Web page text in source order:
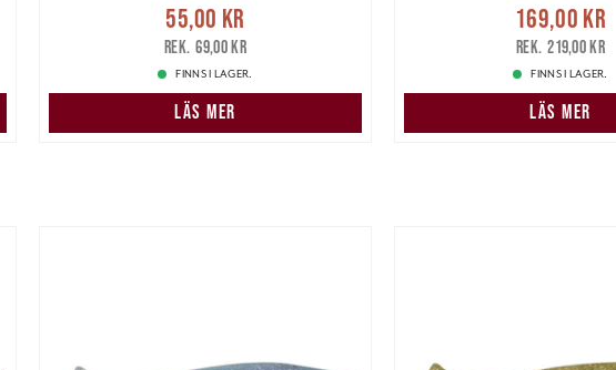
Nuvarande pris:55,00 kr
pris:69,00 kr
55,00 kr
69,00 kr
FINNS I LAGER.
LÄS MER
Nuvarande pris
Tidigare pris
169,00 kr
219,00 kr
FINNS I LAGER.
LÄS MER